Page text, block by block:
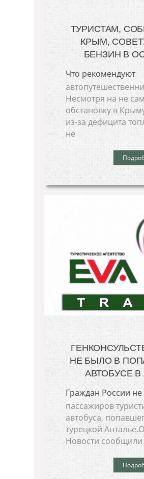
ТУРИСТАМ,
КРЫМ,
БЕНЗИН В
Что рекомендуют
Несмотря на не
обстановку в
из-за дефицита
не
НЕ БЫЛО В
АВТОБУСЕ В
Граждан России
пассажиров
автобуса,
турецкой
Новости